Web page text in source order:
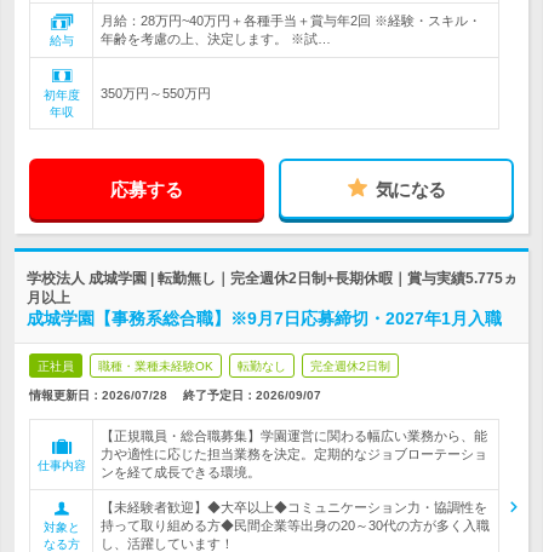
給与
月給：28万円~40万円＋各種手当＋賞与年2回 ※経験・スキル・
年齢を考慮の上、決定します。 ※試…
初年度
年収
350万円～550万円
応募する 気になる
学校法人 成城学園 | 転勤無し｜完全週休2日制+長期休暇｜賞与実績5.775ヵ
月以上
成城学園【事務系総合職】※9月7日応募締切・2027年1月入職
正社員 職種・業種未経験OK 転勤なし 完全週休2日制
情報更新日：2026/07/28 終了予定日：2026/09/07
仕事内容
【正規職員・総合職募集】学園運営に関わる幅広い業務から、能
力や適性に応じた担当業務を決定。定期的なジョブローテーショ
ンを経て成長できる環境。
対象と
なる方
【未経験者歓迎】◆大卒以上◆コミュニケーション力・協調性を
持って取り組める方◆民間企業等出身の20～30代の方が多く入職
し、活躍しています！